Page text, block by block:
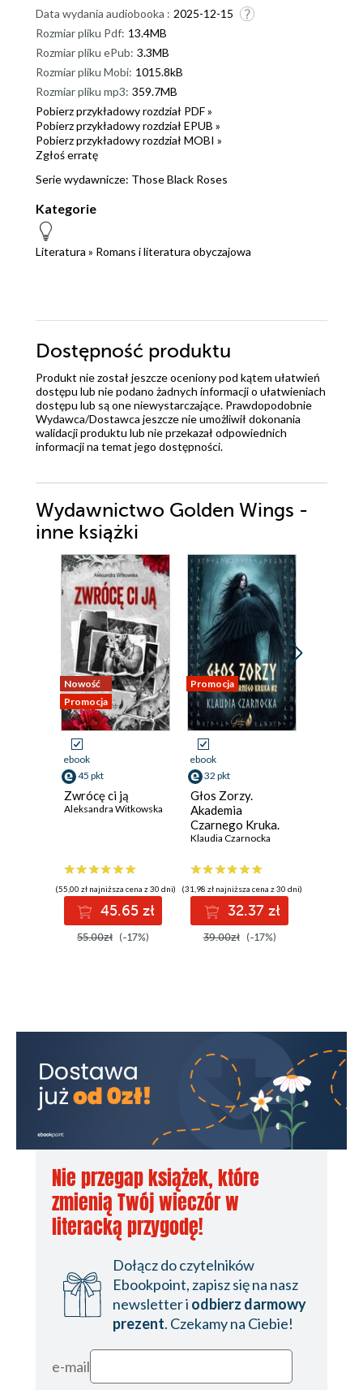
Data wydania audiobooka : 2025-12-15
Rozmiar pliku Pdf: 13.4MB
Rozmiar pliku ePub: 3.3MB
Rozmiar pliku Mobi: 1015.8kB
Rozmiar pliku mp3: 359.7MB
Pobierz przykładowy rozdział PDF »
Pobierz przykładowy rozdział EPUB »
Pobierz przykładowy rozdział MOBI »
Zgłoś erratę
Serie wydawnicze: Those Black Roses
Kategorie
Literatura » Romans i literatura obyczajowa
Dostępność produktu
Produkt nie został jeszcze oceniony pod kątem ułatwień
dostępu lub nie podano żadnych informacji o ułatwieniach
dostępu lub są one niewystarczające. Prawdopodobnie
Wydawca/Dostawca jeszcze nie umożliwił dokonania
walidacji produktu lub nie przekazał odpowiednich
informacji na temat jego dostępności.
Wydawnictwo Golden Wings -
inne książki
Nowość
Promocja
ebook
45 pkt
Zwrócę ci ją
Aleksandra Witkowska
(55,00 zł najniższa cena z 30 dni)
45.65 zł
55.00zł (-17%)
Promocja
ebook
32 pkt
Głos Zorzy.
Akademia
Czarnego Kruka.
Tom 2
Klaudia Czarnocka
(31,98 zł najniższa cena z 30 dni)
32.37 zł
39.00zł (-17%)
Nie przegap książek, które
zmienią Twój wieczór w
literacką przygodę!
Dołącz do czytelników
Ebookpoint, zapisz się na nasz
newsletter i odbierz darmowy
prezent. Czekamy na Ciebie!
e-mail